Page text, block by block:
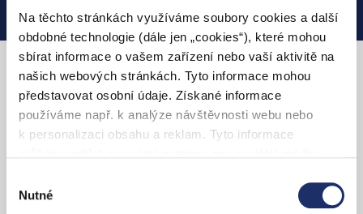
Na těchto stránkách využíváme soubory cookies a další
obdobné technologie (dále jen „cookies“), které mohou
sbírat informace o vašem zařízení nebo vaší aktivitě na
našich webových stránkách. Tyto informace mohou
představovat osobní údaje. Získané informace
používáme např. k analýze návštěvnosti webu nebo
k personalizaci obsahu a reklam. Tyto informace
s dalšími informacemi, které jste jim poskytli nebo které
souhlasu
Nutné
S PRE dobijete svůj elektromobil
kdekoliv